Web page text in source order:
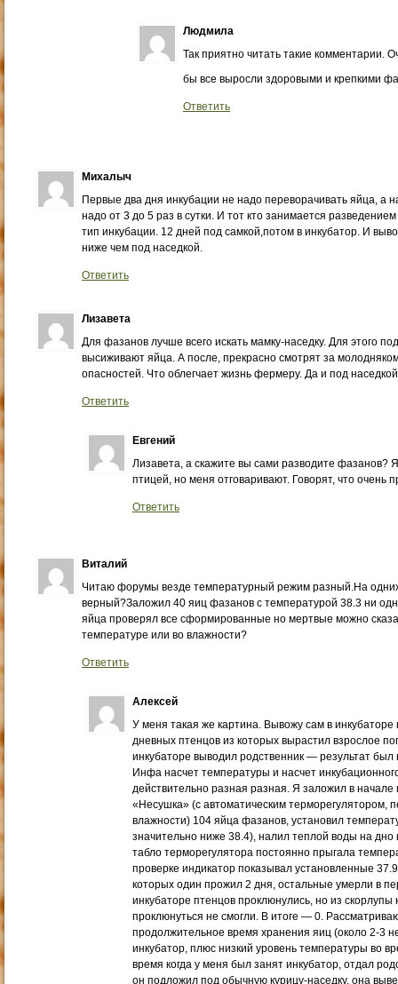
Людмила
Так приятно читать такие комментарии.
бы все выросли здоровыми и крепкими
Ответить
Михалыч
Первые два дня инкубации не надо переворачивать яйца, а
надо от 3 до 5 раз в сутки. И тот кто занимается
тип инкубации. 12 дней под самкой,потом в инкубатор. И
ниже чем под наседкой.
Ответить
Лизавета
Для фазанов лучше всего искать мамку-наседку. Для этого
высиживают яйца. А после, прекрасно смотрят за
опасностей. Что облегчает жизнь фермеру. Да и под
Ответить
Евгений
Лизавета, а скажите вы сами разводите фазанов?
птицей, но меня отговаривают. Говорят, что очень
Ответить
Виталий
Читаю форумы везде температурный режим разный.На
верный?Заложил 40 яиц фазанов с температурой 38.3 ни
яйца проверял все сформированные но мертвые можно
температуре или во влажности?
Ответить
Алексей
У меня такая же картина. Вывожу сам в
дневных птенцов из которых вырастил взрослое
инкубаторе выводил родственник — результат
Инфа насчет температуры и насчет
действительно разная разная. Я заложил в начале
«Несушка» (с автоматическим терморегулятором,
влажности) 104 яйца фазанов, установил
значительно ниже 38.4), налил теплой воды на
табло терморегулятора постоянно прыгала
проверке индикатор показывал установленные
которых один прожил 2 дня, остальные умерли в
инкубаторе птенцов проклюнулись, но из
проклюнуться не смогли. В итоге — 0.
продолжительное время хранения яиц (около 2-3
инкубатор, плюс низкий уровень температуры во
время когда у меня был занят инкубатор, отдал
он подложил под обычную курицу-наседку. она